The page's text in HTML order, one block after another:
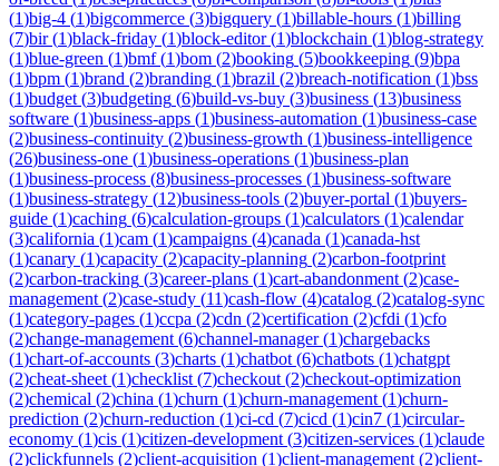
(1)big-4 (1)bigcommerce (3)bigquery (1)billable-hours (1)billing
(7)bir(1)black-friday (1)block-editor(1)blockchain (1)blog-strategy
(1)blue-green (1)bmf(1)bom (2)booking (5)bookkeeping (9)bpa
(1)bpm (1)brand (2)branding (1)brazil (2)breach-notification (1)bss
(1)budget (3)budgeting (6)build-vs-buy (3)business (13)business
software (1)business-apps (1)business-automation (1)business-case
(2)business-continuity (2)business-growth (1)business-intelligence
(26)business-one (1)business-operations (1)business-plan
(1)business-process (8)business-processes (1)business-software
(1)business-strategy (12)business-tools (2)buyer-portal (1)buyers-
guide (1)caching (6)calculation-groups (1)calculators (1)calendar
(3)california (1)cam (1)campaigns (4)canada (1)canada-hst
(1)canary (1)capacity (2)capacity-planning (2)carbon-footprint
(2)carbon-tracking (3)career-plans (1)cart-abandonment (2)case-
management (2)case-study (11)cash-flow (4)catalog (2)catalog-sync
(1)category-pages (1)ccpa (2)cdn (2)certification (2)cfdi (1)cfo
(2)change-management (6)channel-manager(1)chargebacks
(1)chart-of-accounts (3)charts (1)chatbot (6)chatbots (1)chatgpt
(2)cheat-sheet (1)checklist (7)checkout (2)checkout-optimization
(2)chemical (2)china (1)churn (1)churn-management (1)churn-
prediction (2)churn-reduction (1)ci-cd (7)cicd (1)cin7 (1)circular-
economy (1)cis (1)citizen-development (3)citizen-services (1)claude
(2)clickfunnels (2)client-acquisition (1)client-management (2)client-